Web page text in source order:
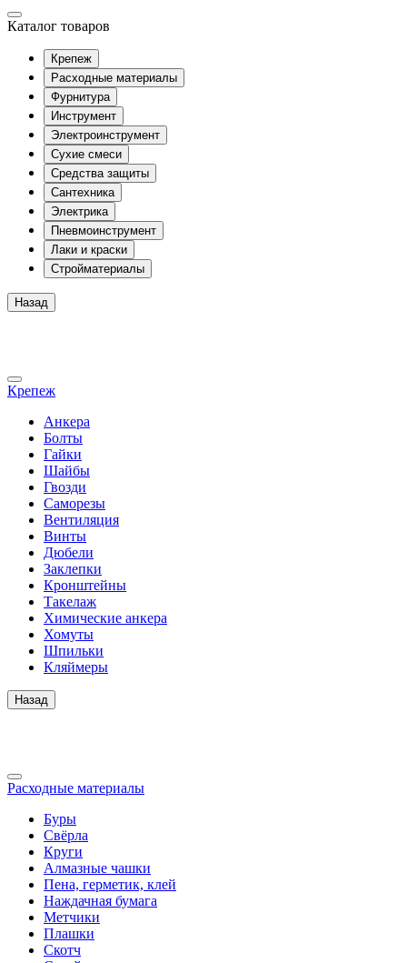
Каталог товаров
Крепеж
Расходные материалы
Фурнитура
Инструмент
Электроинструмент
Сухие смеси
Средства защиты
Сантехника
Электрика
Пневмоинструмент
Лаки и краски
Стройматериалы
Назад
Крепеж
Анкера
Болты
Гайки
Шайбы
Гвозди
Саморезы
Вентиляция
Винты
Дюбели
Заклепки
Кронштейны
Такелаж
Химические анкера
Хомуты
Шпильки
Кляймеры
Назад
Расходные материалы
Буры
Свёрла
Круги
Алмазные чашки
Пена, герметик, клей
Наждачная бумага
Метчики
Плашки
Скотч